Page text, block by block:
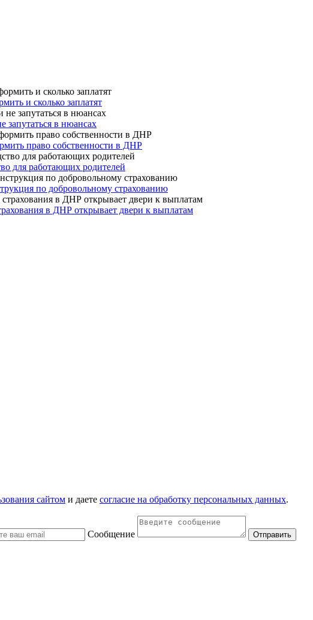
и сколько заплатят
запутаться в нюансах
право собственности в ДНР
для работающих родителей
по добровольному страхованию
в ДНР открывает двери к выплатам
сайтом и даете согласие на обработку персональных данных.
Сообщение Отправить